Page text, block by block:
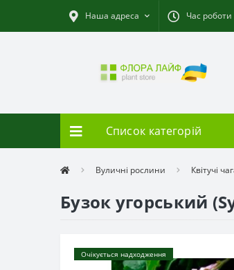
Наша адреса Час роботи
Список категорій
Вуличні рослини Квітучі
Бузок угорський
Очікується надходження